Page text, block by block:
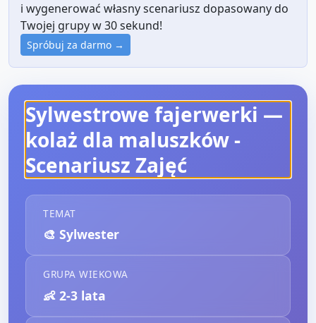
i wygenerować własny scenariusz dopasowany do
Twojej grupy w 30 sekund!
Spróbuj za darmo →
Sylwestrowe fajerwerki —
kolaż dla maluszków -
Scenariusz Zajęć
TEMAT
🎨 Sylwester
GRUPA WIEKOWA
👶 2-3 lata